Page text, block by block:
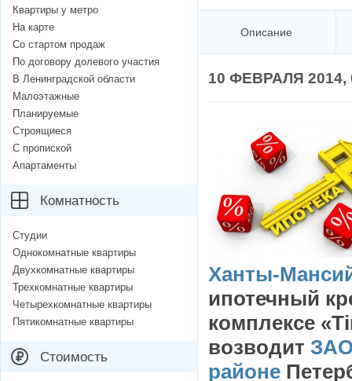
Описание
10 ФЕВРАЛЯ 2014,
Ханты-
ипотечный
комплексе
возводит
районе
Квартиры у метро
На карте
Со стартом продаж
По договору долевого участия
В Ленинградской области
Малоэтажные
Планируемые
Строящиеся
С пропиской
Апартаменты
Комнатность
Студии
Однокомнатные квартиры
Двухкомнатные квартиры
Трехкомнатные квартиры
Четырехкомнатные квартиры
Пятикомнатные квартиры
Стоимость